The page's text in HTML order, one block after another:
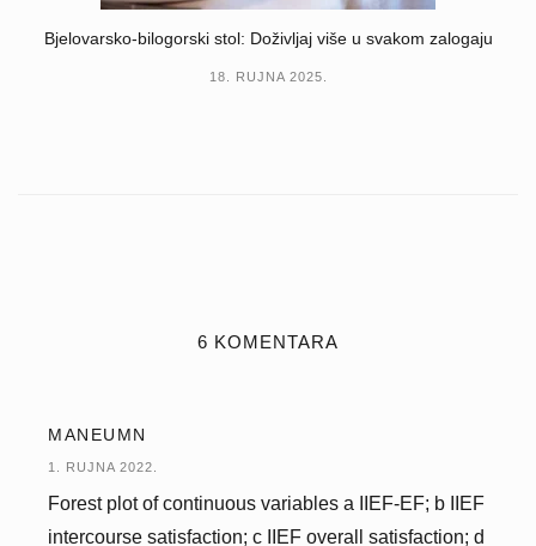
Bjelovarsko-bilogorski stol: Doživljaj više u svakom zalogaju
18. RUJNA 2025.
6 KOMENTARA
MANEUMN
1. RUJNA 2022.
Forest plot of continuous variables a IIEF-EF; b IIEF
intercourse satisfaction; c IIEF overall satisfaction; d